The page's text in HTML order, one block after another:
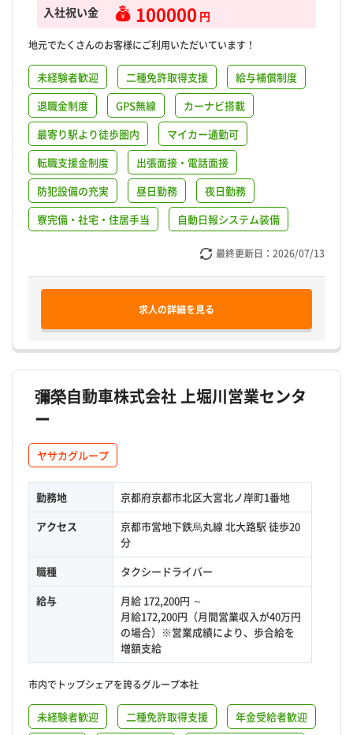
入社祝い金 100000 円
地元でたくさんのお客様にご利用いただいています！
未経験者歓迎 二種免許取得支援
給与補償制度
退職金制度
GPS無線
カーナビ搭載
最寄り駅より徒歩圏内
マイカー通勤可
転職支援金制度
出張面接・電話面接
防犯設備の充実
昼日勤務
夜日勤務
寮完備・社宅・住居手当
自動日報システム装備
最終更新日： 2026/07/13
求人の詳細を見る
彌榮自動車株式会社 上堀川営業センタ
ー
ヤサカグループ
勤務地
京都府京都市北区大宮北ノ岸町1番地
アクセス
京都市営地下鉄烏丸線 北大路駅 徒歩20
分
職種
タクシードライバー
給与
月給 172,200円 ～
月給172,200円（月間営業収入が40万円
の場合）※営業成績により、歩合給を
増額支給
市内でトップシェアを誇るグループ本社
未経験者歓迎 二種免許取得支援
年金受給者歓迎